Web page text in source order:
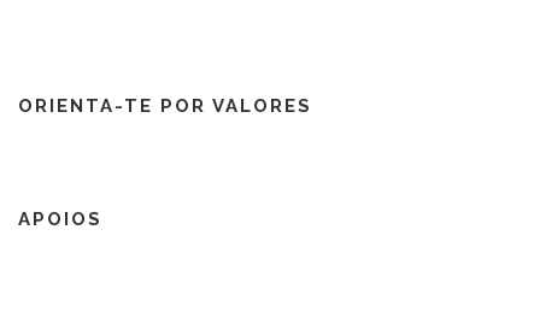
ORIENTA-TE POR VALORES
APOIOS